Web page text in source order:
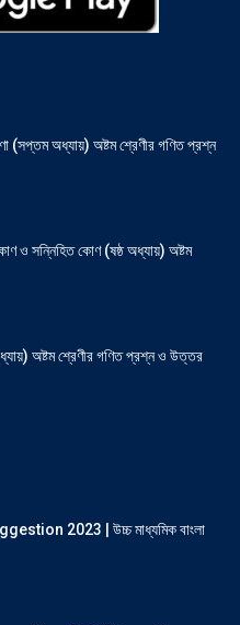
(সপ্তম অধ্যায়) অষ্টম শ্রেণীর গণিত প্রশ্ন
ও সন্নিহিত কোণ (ষষ্ঠ অধ্যায়) অষ্টম
অষ্টম শ্রেণীর গণিত প্রশ্ন ও উত্তর
2023 | উচ্চ মাধ্যমিক বাংলা